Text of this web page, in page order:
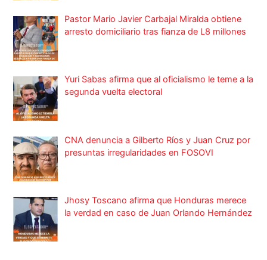
Pastor Mario Javier Carbajal Miralda obtiene
arresto domiciliario tras fianza de L8 millones
Yuri Sabas afirma que al oficialismo le teme a la
segunda vuelta electoral
CNA denuncia a Gilberto Ríos y Juan Cruz por
presuntas irregularidades en FOSOVI
Jhosy Toscano afirma que Honduras merece
la verdad en caso de Juan Orlando Hernández